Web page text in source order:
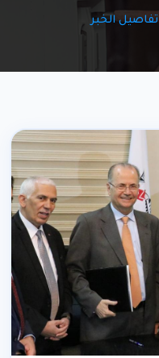
تفاصيل الخبر